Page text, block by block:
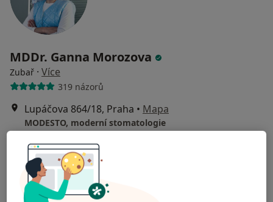
MDDr. Ganna Morozova
Zubař · Více
319 názorů
Lupáčova 864/18, Praha • Mapa
MODESTO, moderní stomatologie
Zubní vyšetření
Rezervovat termín